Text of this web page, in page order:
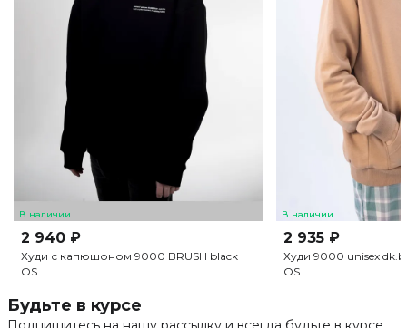
В наличии
2 940 ₽
Худи с капюшоном 9000 BRUSH black
OS
В наличии
2 935 ₽
Худи 9000 unisex
OS
Будьте в курсе